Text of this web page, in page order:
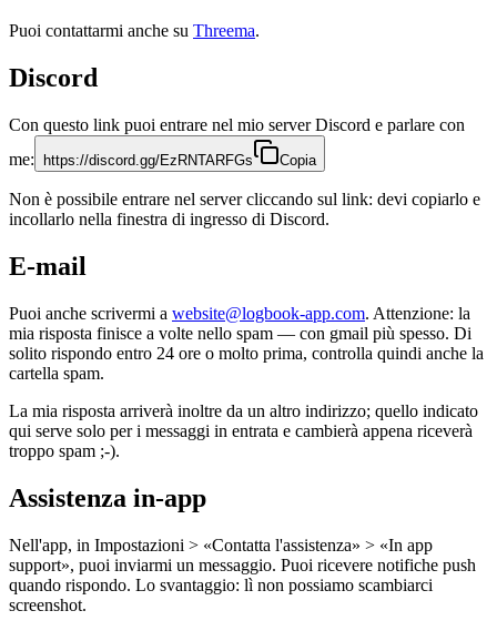
Puoi contattarmi anche su Threema.
Discord
Con questo link puoi entrare nel mio server Discord e parlare con
me:
https://discord.gg/EzRNTARFGs Copia
Non è possibile entrare nel server cliccando sul link: devi copiarlo e
incollarlo nella finestra di ingresso di Discord.
E-mail
Puoi anche scrivermi a website@logbook-app.com. Attenzione: la
mia risposta finisce a volte nello spam — con gmail più spesso. Di
solito rispondo entro 24 ore o molto prima, controlla quindi anche la
cartella spam.
La mia risposta arriverà inoltre da un altro indirizzo; quello indicato
qui serve solo per i messaggi in entrata e cambierà appena riceverà
troppo spam ;-).
Assistenza in-app
Nell'app, in Impostazioni > «Contatta l'assistenza» > «In app
support», puoi inviarmi un messaggio. Puoi ricevere notifiche push
quando rispondo. Lo svantaggio: lì non possiamo scambiarci
screenshot.